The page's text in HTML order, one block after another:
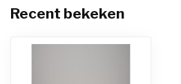
Recent bekeken